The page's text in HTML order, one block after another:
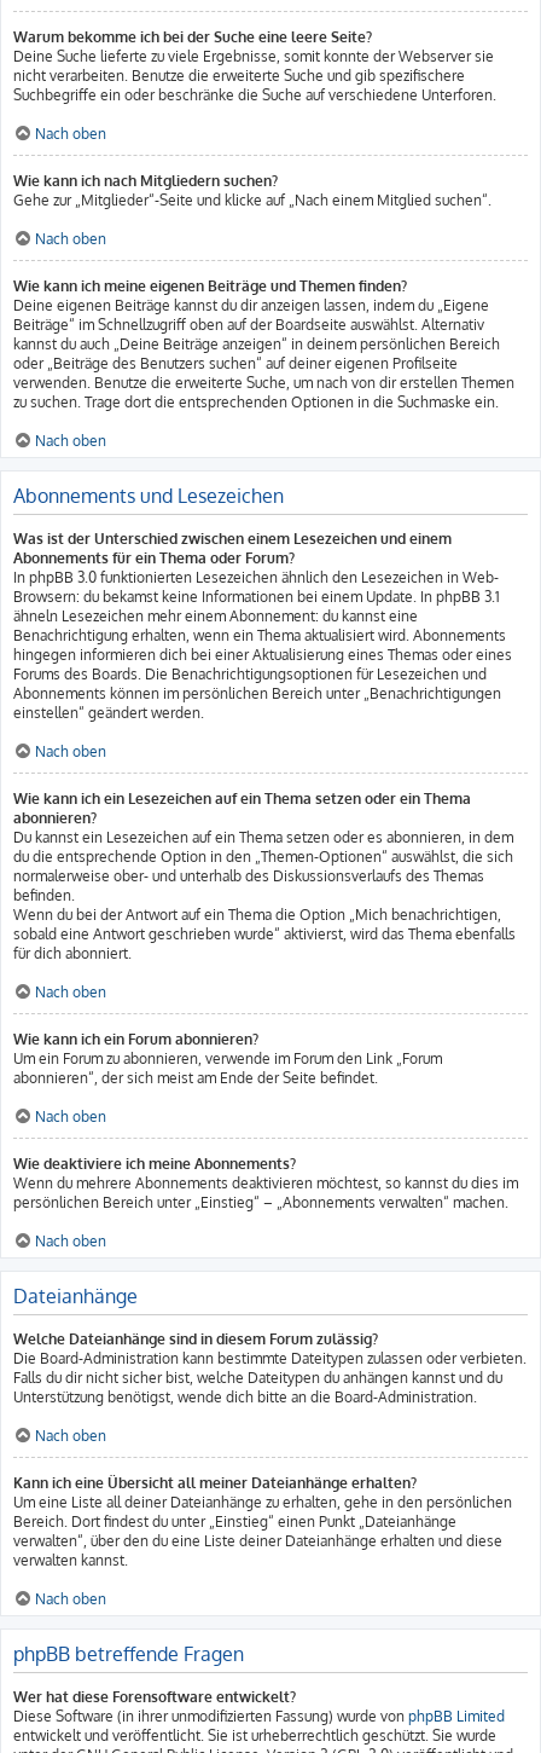
Warum bekomme ich bei der Suche eine leere Seite?
Deine Suche lieferte zu viele Ergebnisse, somit konnte der Webserver sie
nicht verarbeiten. Benutze die erweiterte Suche und gib spezifischere
Suchbegriffe ein oder beschränke die Suche auf verschiedene Unterforen.
Nach oben
Wie kann ich nach Mitgliedern suchen?
Gehe zur „Mitglieder“-Seite und klicke auf „Nach einem Mitglied suchen“.
Nach oben
Wie kann ich meine eigenen Beiträge und Themen finden?
Deine eigenen Beiträge kannst du dir anzeigen lassen, indem du „Eigene
Beiträge“ im Schnellzugriff oben auf der Boardseite auswählst. Alternativ
kannst du auch „Deine Beiträge anzeigen“ in deinem persönlichen Bereich
oder „Beiträge des Benutzers suchen“ auf deiner eigenen Profilseite
verwenden. Benutze die erweiterte Suche, um nach von dir erstellen Themen
zu suchen. Trage dort die entsprechenden Optionen in die Suchmaske ein.
Nach oben
Abonnements und Lesezeichen
Was ist der Unterschied zwischen einem Lesezeichen und einem
Abonnements für ein Thema oder Forum?
In phpBB 3.0 funktionierten Lesezeichen ähnlich den Lesezeichen in Web-
Browsern: du bekamst keine Informationen bei einem Update. In phpBB 3.1
ähneln Lesezeichen mehr einem Abonnement: du kannst eine
Benachrichtigung erhalten, wenn ein Thema aktualisiert wird. Abonnements
hingegen informieren dich bei einer Aktualisierung eines Themas oder eines
Forums des Boards. Die Benachrichtigungsoptionen für Lesezeichen und
Abonnements können im persönlichen Bereich unter „Benachrichtigungen
einstellen“ geändert werden.
Nach oben
Wie kann ich ein Lesezeichen auf ein Thema setzen oder ein Thema
abonnieren?
Du kannst ein Lesezeichen auf ein Thema setzen oder es abonnieren, in dem
du die entsprechende Option in den „Themen-Optionen“ auswählst, die sich
normalerweise ober- und unterhalb des Diskussionsverlaufs des Themas
befinden.
Wenn du bei der Antwort auf ein Thema die Option „Mich benachrichtigen,
sobald eine Antwort geschrieben wurde“ aktivierst, wird das Thema ebenfalls
für dich abonniert.
Nach oben
Wie kann ich ein Forum abonnieren?
Um ein Forum zu abonnieren, verwende im Forum den Link „Forum
abonnieren“, der sich meist am Ende der Seite befindet.
Nach oben
Wie deaktiviere ich meine Abonnements?
Wenn du mehrere Abonnements deaktivieren möchtest, so kannst du dies im
persönlichen Bereich unter „Einstieg“ – „Abonnements verwalten“ machen.
Nach oben
Dateianhänge
Welche Dateianhänge sind in diesem Forum zulässig?
Die Board-Administration kann bestimmte Dateitypen zulassen oder verbieten.
Falls du dir nicht sicher bist, welche Dateitypen du anhängen kannst und du
Unterstützung benötigst, wende dich bitte an die Board-Administration.
Nach oben
Kann ich eine Übersicht all meiner Dateianhänge erhalten?
Um eine Liste all deiner Dateianhänge zu erhalten, gehe in den persönlichen
Bereich. Dort findest du unter „Einstieg“ einen Punkt „Dateianhänge
verwalten“, über den du eine Liste deiner Dateianhänge erhalten und diese
verwalten kannst.
Nach oben
phpBB betreffende Fragen
Wer hat diese Forensoftware entwickelt?
Diese Software (in ihrer unmodifizierten Fassung) wurde von phpBB Limited
entwickelt und veröffentlicht. Sie ist urheberrechtlich geschützt. Sie wurde